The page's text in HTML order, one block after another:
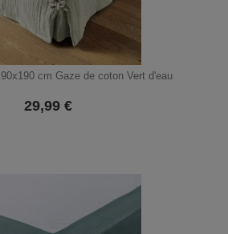
cm Gaze de coton Vert d'eau
29,99 €